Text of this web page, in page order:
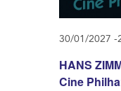
HANS
Cine
30/01/2027 -